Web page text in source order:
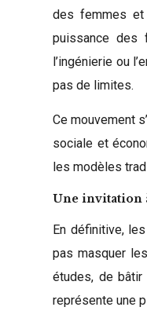
des femmes et
puissance des
l’ingénierie ou
pas de limites.
Ce mouvement
sociale et
les modèles
Une invitation
En définitive,
pas masquer
études, de bâtir
représente une